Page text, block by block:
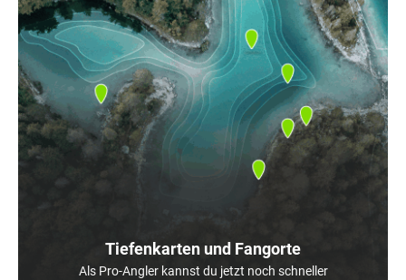
Tiefenkarten und Fangorte
Als Pro-Angler kannst du jetzt noch schneller